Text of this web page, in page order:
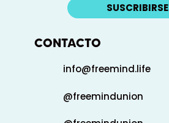
SUSCRIBIRSE
CONTACTO
info@freemind.life
@freemindunion